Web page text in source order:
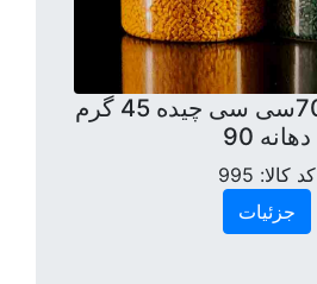
جار استوانه 700سی سی چیده 45 گرم
دهانه 90
کد کالا: 995
جزئیات